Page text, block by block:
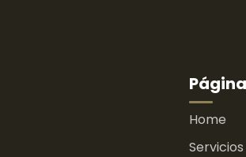
Home
Servicios